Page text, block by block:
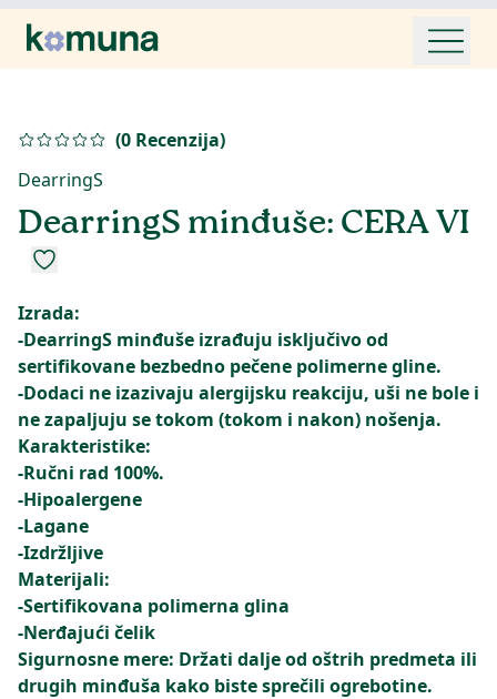
(0 Recenzija)
DearringS
DearringS minđuše: CERA VI
Izrada:
-DearringS minđuše izrađuju isključivo od
sertifikovane bezbedno pečene polimerne gline.
-Dodaci ne izazivaju alergijsku reakciju, uši ne bole i
ne zapaljuju se tokom (tokom i nakon) nošenja.
Karakteristike:
-Ručni rad 100%.
-Hipoalergene
-Lagane
-Izdržljive
Materijali:
-Sertifikovana polimerna glina
-Nerđajući čelik
Sigurnosne mere: Držati dalje od oštrih predmeta ili
drugih minđuša kako biste sprečili ogrebotine.